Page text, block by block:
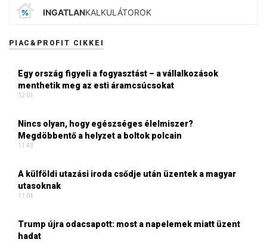
INGATLANKALKULÁTOROK
PIAC&PROFIT CIKKEI
Egy ország figyeli a fogyasztást – a vállalkozások
menthetik meg az esti áramcsúcsokat
12:01
Nincs olyan, hogy egészséges élelmiszer?
Megdöbbentő a helyzet a boltok polcain
11:43
A külföldi utazási iroda csődje után üzentek a magyar
utasoknak
11:04
Trump újra odacsapott: most a napelemek miatt üzent
hadat